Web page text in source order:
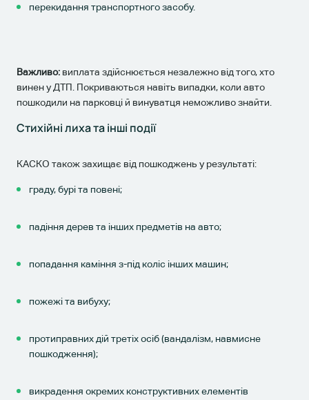
перекидання транспортного засобу.
Важливо: виплата здійснюється незалежно від того, хто
винен у ДТП. Покриваються навіть випадки, коли авто
пошкодили на парковці й винуватця неможливо знайти.
Стихійні лиха та інші події
КАСКО також захищає від пошкоджень у результаті:
граду, бурі та повені;
падіння дерев та інших предметів на авто;
попадання каміння з-під коліс інших машин;
пожежі та вибуху;
протиправних дій третіх осіб (вандалізм, навмисне
пошкодження);
викрадення окремих конструктивних елементів